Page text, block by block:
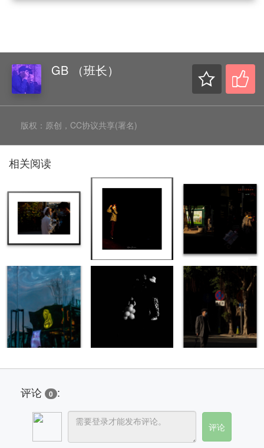
GB （班长）
版权：原创，CC协议共享(署名)
相关阅读
评论 0 :